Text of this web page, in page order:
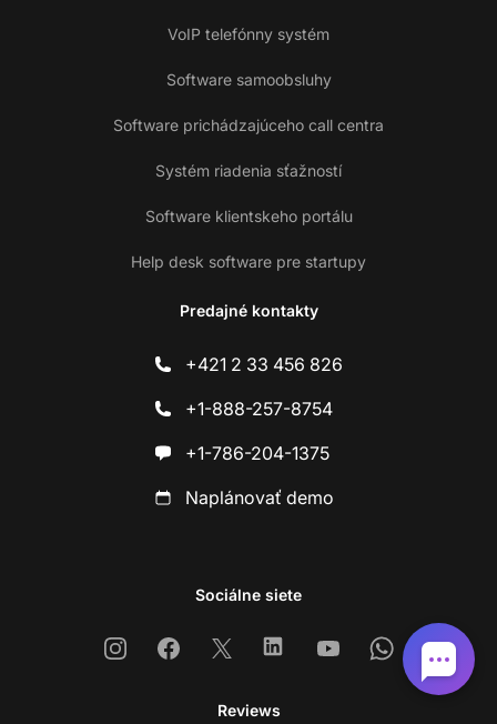
VoIP telefónny systém
Software samoobsluhy
Software prichádzajúceho call centra
Systém riadenia sťažností
Software klientskeho portálu
Help desk software pre startupy
Predajné kontakty
+421 2 33 456 826
+1-888-257-8754
+1-786-204-1375
Naplánovať demo
Sociálne siete
InstagramFacebook
X LinkedinYoutubeWhatsapp
Reviews